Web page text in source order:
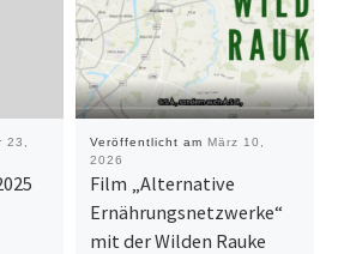
23,
Veröffentlicht am März 10,
2026
Film „Alternative
Ernährungsnetzwerke“
mit der Wilden Rauke